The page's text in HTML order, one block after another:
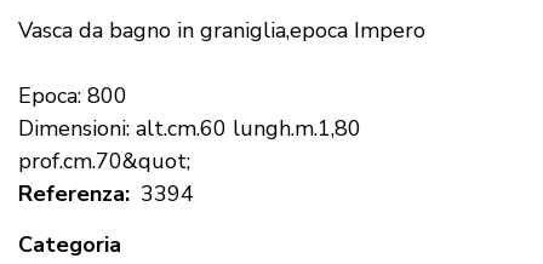
Vasca da bagno in graniglia,epoca Impero
Epoca: 800
Dimensioni: alt.cm.60 lungh.m.1,80
prof.cm.70&quot;
Referenza
3394
Categoria